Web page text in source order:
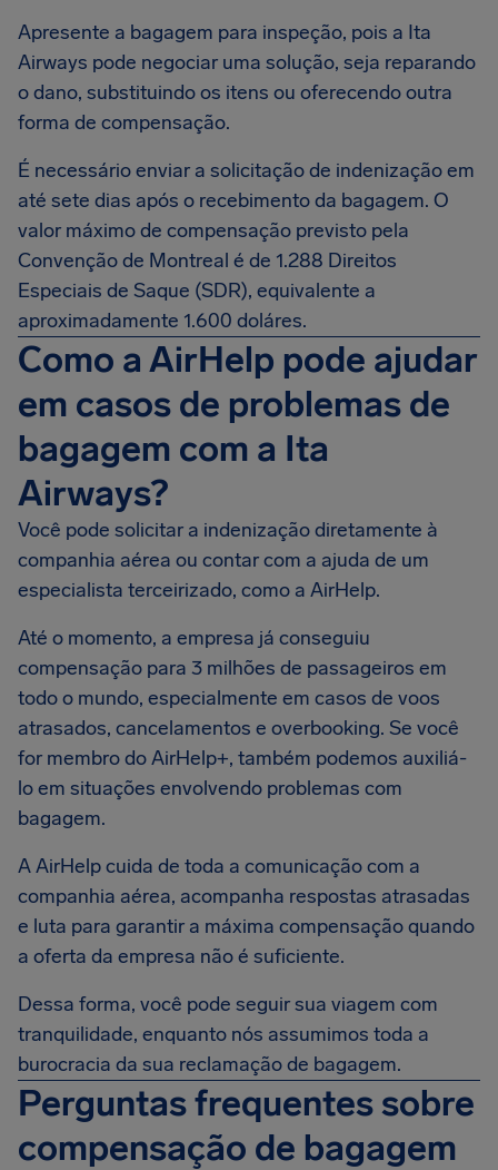
Apresente a bagagem para inspeção, pois a Ita
Airways pode negociar uma solução, seja reparando
o dano, substituindo os itens ou oferecendo outra
forma de compensação.
É necessário enviar a solicitação de indenização em
até sete dias após o recebimento da bagagem. O
valor máximo de compensação previsto pela
Convenção de Montreal é de 1.288 Direitos
Especiais de Saque (SDR), equivalente a
aproximadamente 1.600 doláres.
Como a AirHelp pode ajudar
em casos de problemas de
bagagem com a Ita
Airways?
Você pode solicitar a indenização diretamente à
companhia aérea ou contar com a ajuda de um
especialista terceirizado, como a AirHelp.
Até o momento, a empresa já conseguiu
compensação para 3 milhões de passageiros em
todo o mundo, especialmente em casos de voos
atrasados, cancelamentos e overbooking. Se você
for membro do AirHelp+, também podemos auxiliá-
lo em situações envolvendo problemas com
bagagem.
A AirHelp cuida de toda a comunicação com a
companhia aérea, acompanha respostas atrasadas
e luta para garantir a máxima compensação quando
a oferta da empresa não é suficiente.
Dessa forma, você pode seguir sua viagem com
tranquilidade, enquanto nós assumimos toda a
burocracia da sua reclamação de bagagem.
Perguntas frequentes sobre
compensação de bagagem